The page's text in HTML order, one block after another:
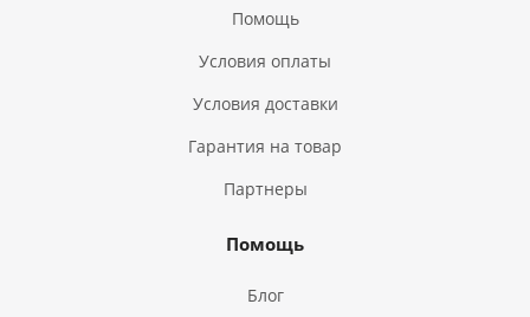
Помощь
Условия оплаты
Условия доставки
Гарантия на товар
Партнеры
Помощь
Блог